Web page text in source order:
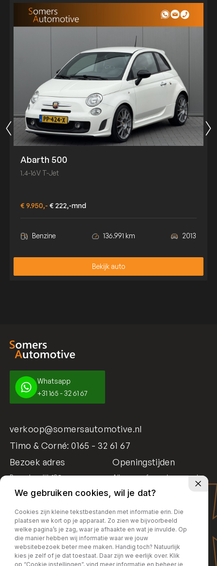
Abarth 500
1.4-16V T-Jet
€ 9.950,- € 222,-mnd
Benzine 136.991 km 2013
Bekijk auto
Bekijk auto
Whatsapp
+31 165 - 32 61 67
verkoop@somersautomotive.nl
Timo & Corné:0165 - 32 61 67
Bezoek adres
Bosschendijk 195
Openingstijden
Alleen op afspraak geopend
We gebruiken cookies, wil je dat?
Cookies zijn kleine tekstbestanden met informatie erin. Die
plaatsen we kort op je apparaat. Zo zien we bijvoorbeeld
welke pagina’s je zag, waar je afhaakte en wat je invulde. Op
die manier hebben wij informatie waar we jouw
websitebezoek beter mee maken. Handig toch? Natuurlijk
kies je zelf of je dat toestaat. Daar zijn we eerlijk over. Klik
op “Cookie instellingen”, vind meer informatie en beheer je